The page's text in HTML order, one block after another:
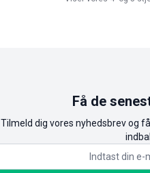
Få de
Tilmeld dig vores nyhedsbrev og